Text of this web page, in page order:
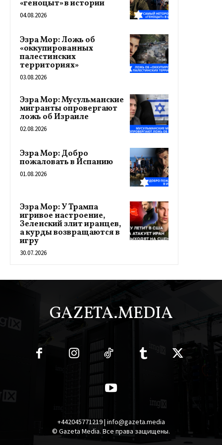
«геноцыт» в истории
04.08.2026
Эзра Мор: Ложь об
«оккупированных
палестинских
территориях»
03.08.2026
Эзра Мор: Мусульманские
мигранты опровергают
ложь об Израиле
02.08.2026
Эзра Мор: Добро
пожаловать в Испанию
01.08.2026
Эзра Мор: У Трампа
игривое настроение,
Зеленский злит иранцев,
а курды возвращаются в
игру
30.07.2026
GAZETA.MEDIA
+442045771219 | info@gazeta.media
© Gazeta Media. Все права защищены.